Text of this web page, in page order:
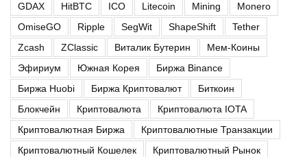
GDAX
HitBTC ICO Litecoin Mining
Monero
OmiseGO
Ripple SegWit ShapeShift
Tether
Zcash
ZClassic Виталик Бутерин
Мем-Коины
Эфириум
Южная Корея
Биржа Binance
Биржа Huobi
Биржа Криптовалют
Биткоин
Блокчейн
Криптовалюта
Криптовалюта IOTA
Криптовалютная Биржа
Криптовалютные Транзакции
Криптовалютный Кошелек
Криптовалютный Рынок